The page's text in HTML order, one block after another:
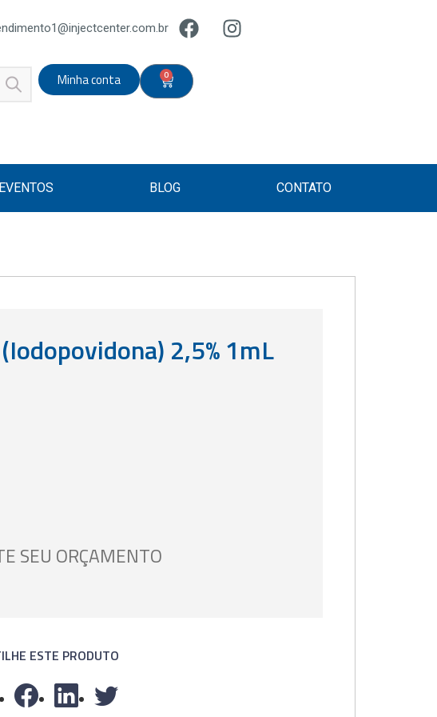
Minha conta 0
EVENTOS BLOG CONTATO
2,5% 1mL
SEU ORÇAMENTO
ESTE PRODUTO